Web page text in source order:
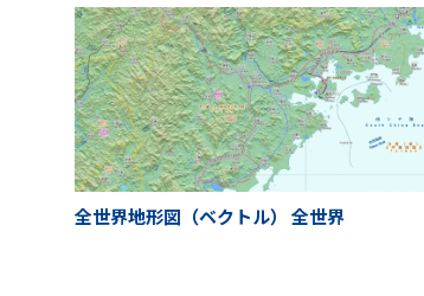
全世界地形図（ベクトル） 全世界